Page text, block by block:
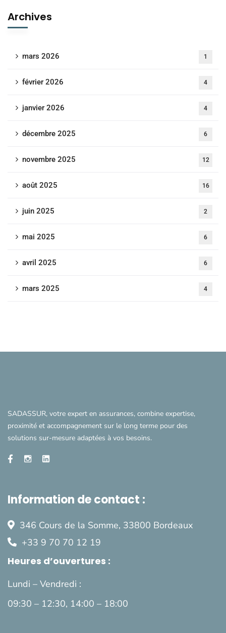
Archives
mars 2026 1
février 2026 4
janvier 2026 4
décembre 2025 6
novembre 2025 12
août 2025 16
juin 2025 2
mai 2025 6
avril 2025 6
mars 2025 4
SADASSUR, votre expert en assurances, combine expertise,
proximité et accompagnement sur le long terme pour des
solutions sur-mesure adaptées à vos besoins.
Information de contact :
346 Cours de la Somme, 33800 Bordeaux
+33 9 70 70 12 19
Heures d’ouvertures :
Lundi – Vendredi :
09:30 – 12:30, 14:00 – 18:00